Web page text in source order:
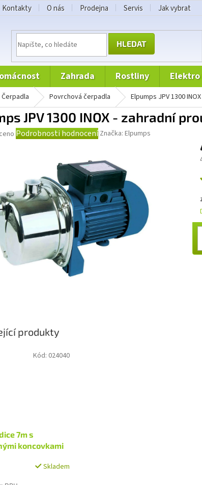
Kontakty O nás Prodejna Servis Jak vybrat
HLEDAT
domácnost zahrada rostliny
čerpadla povrchová čerpadla Elpumps JPV 1300
JPV 1300 INOX - zahradní
Podrobnosti hodnocení Značka: Elpumps
produkty
7m s
koncovkami
Skladem
Kód: 024040